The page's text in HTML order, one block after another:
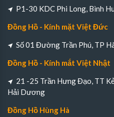
P1-30 KDC Phi Long, Bình
Đồng Hồ - Kính mặt Việt Đức
Số 01 Đường Trần Phú, TP
Đồng Hồ - Kính mắt Việt Nhật
21 -25 Trần Hưng Đạo, TT
Hải Dương
Đồng Hồ Hùng Hà